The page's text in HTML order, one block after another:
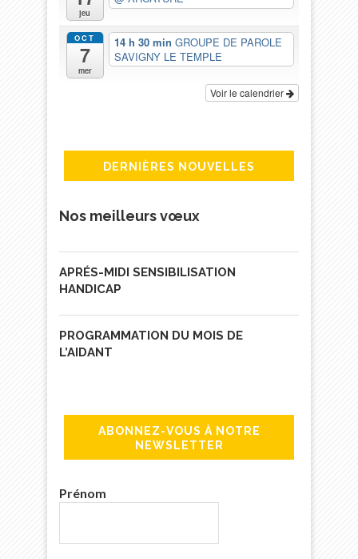
jeu
OCT
7
mer
14 h 30 min GROUPE DE PAROLE
SAVIGNY LE TEMPLE
Voir le calendrier
DERNIÈRES NOUVELLES
Nos meilleurs vœux
APRÉS-MIDI SENSIBILISATION
HANDICAP
PROGRAMMATION DU MOIS DE
L’AIDANT
ABONNEZ-VOUS À NOTRE
NEWSLETTER
Prénom